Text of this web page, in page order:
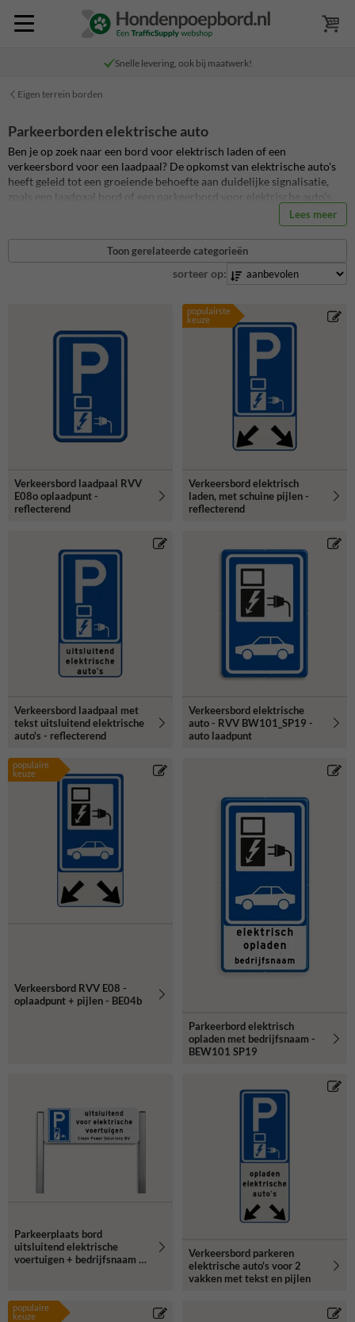
Snelle levering, ook bij maatwerk!
Eigen terrein borden
Parkeerborden elektrische auto
Ben je op zoek naar een bord voor elektrisch laden of een
verkeersbord voor een laadpaal? De opkomst van elektrische auto's
heeft geleid tot een groeiende behoefte aan duidelijke signalisatie,
zoals een laadpaal bord of een parkeerbord voor elektrische auto's.
Deze borden spelen een cruciale rol in het stroomlijnen van het
opladen van elektrische voertuigen. In onze webshop vind je een
ongekend breed assortiment borden voor het opladen van elektrische
voertuigen die bijdragen aan een efficiënte en overzichtelijke
Heb je één of meerdere oplaadpunten (laadpalen)
voor de juiste laadpaal borden bij uw oplaadpunten voor elektrische
auto's. Zodat bezoekers, bewoners of medewerkers de oplaadpunten
eenvoudig kunnen vinden. Bestel een standaard parkeerbord
elektrische auto of laadpaal bord of bewerk eenvoudig één van de
onderstaande verkeersborden elektrische auto.
Lees meer
Toon gerelateerde categorieën
sorteer op:
Verkeersbord laadpaal RVV
E08o oplaadpunt -
reflecterend
populairste
keuze
Verkeersbord elektrisch
laden, met schuine pijlen -
reflecterend
Verkeersbord laadpaal met
tekst uitsluitend elektrische
auto's - reflecterend
Verkeersbord elektrische
auto - RVV BW101_SP19 -
auto laadpunt
populaire
keuze
Verkeersbord RVV E08 -
oplaadpunt + pijlen - BE04b
Parkeerbord elektrisch
opladen met bedrijfsnaam -
BEW101 SP19
Parkeerplaats bord
uitsluitend elektrische
voertuigen + bedrijfsnaam -
Verkeersbord parkeren
elektrische auto's voor 2
vakken met tekst en pijlen
populaire
keuze